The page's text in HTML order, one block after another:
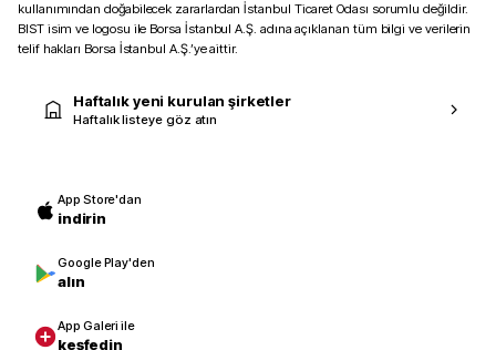
kullanımından doğabilecek zararlardan İstanbul Ticaret Odası sorumlu değildir.
BIST isim ve logosu ile Borsa İstanbul A.Ş. adına açıklanan tüm bilgi ve verilerin
telif hakları Borsa İstanbul A.Ş.’ye aittir.
Haftalık yeni kurulan şirketler
Haftalık listeye göz atın
App Store'dan
indirin
Google Play'den
alın
App Galeri ile
keşfedin